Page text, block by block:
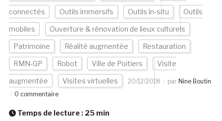
connectés Outils immersifs Outils in-situ Outils
mobiles Ouverture & rénovation de lieux culturels
Patrimoine Réalité augmentée Restauration
RMN-GP Robot Ville de Poitiers Visite
augmentée Visites virtuelles 20/12/2018 par Nine Boutin
0 commentaire
Temps de lecture : 25 min